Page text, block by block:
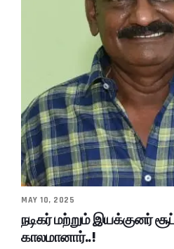
MAY 10, 2025
நடிகர் மற்றும் இயக்குனர்
காலமானார்..!